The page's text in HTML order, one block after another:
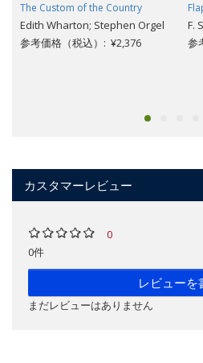
The Custom of the Country
Edith Wharton; Stephen Orgel
参考価格（税込）: ¥2,376
F.
参
カスタマーレビュー
0
0件
レビューを
まだレビューはありません